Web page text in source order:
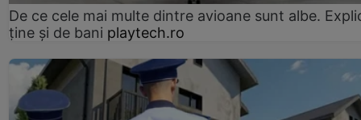
De ce cele mai multe dintre avioane sunt albe.
ține și de bani playtech.ro